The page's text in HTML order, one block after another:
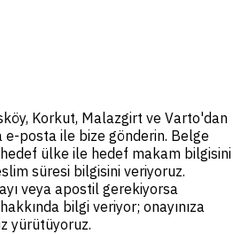
Korkut, Malazgirt ve Varto'dan
e-posta ile bize gönderin. Belge
ülke ile hedef makam bilgisini
süresi bilgisini veriyoruz.
veya apostil gerekiyorsa
bilgi veriyor; onayınıza
yürütüyoruz.